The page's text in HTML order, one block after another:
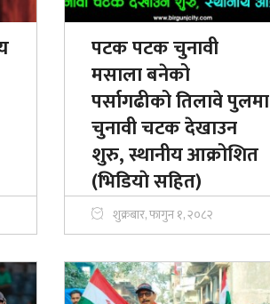
पटक पटक चुनावी
मसाला बनेको
पर्सागढीको तिलावे पुलमा
चुनावी चटक देखाउन
शुरु, स्थानीय आक्रोशित
(भिडियाे सहित)
शुक्रबार, फागुन १, २०८२